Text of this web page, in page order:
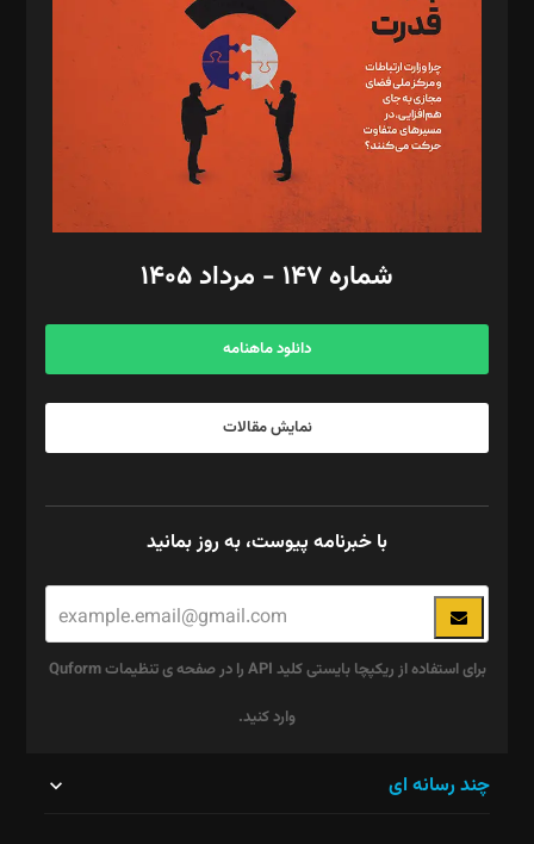
رستمی،مصطفی باستان
ویرایش: نگار استاد‌‌آقا
طراح یونیفرم: مجید توکلی
فیلمبرداری و عکاسی: امیر شفیعی، مانی لطفی زاده
گرافیک و صفحه‌آرایی: سید‌سبحان‌علی ثابت
مد‌یر توسعه تجاری: کامبیز برید‌
امور مالی: شاپور رهبری، محمد‌ کاظمی‌نیا
آگهی و مشترکین: ۰۹۱۹۹۹۹۰۴۵۴
شماره ۱۴۷ - مرداد ۱۴۰۵
دانلود ماهنامه
نمایش مقالات
با خبرنامه پیوست، به روز بمانید
برای استفاده از ریکپچا بایستی کلید API را در صفحه ی تنظیمات Quform
وارد کنید.
چند رسانه ای